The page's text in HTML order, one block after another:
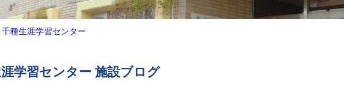
千種生涯学習センター
学習センター 施設ブログ